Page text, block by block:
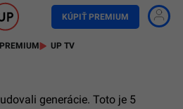
KÚPIŤ PREMIUM
PREMIUM UP TV
generácie. Toto je 5